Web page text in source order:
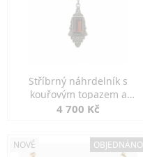
Stříbrný náhrdelník s
kouřovým topazem a
markazity
4 700 Kč
NOVÉ OBJEDNÁNO